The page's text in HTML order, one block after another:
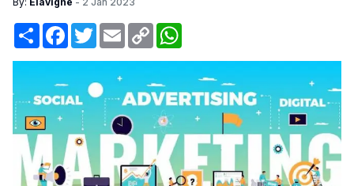
ShareFacebook
TwitterEmail Copy
Link